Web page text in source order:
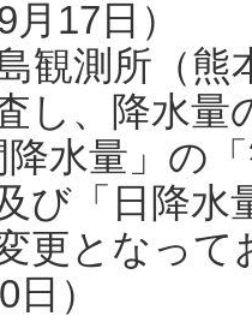
17日）
観測所（熊
し、降水
降水量」の
び「日降
更となっ
）